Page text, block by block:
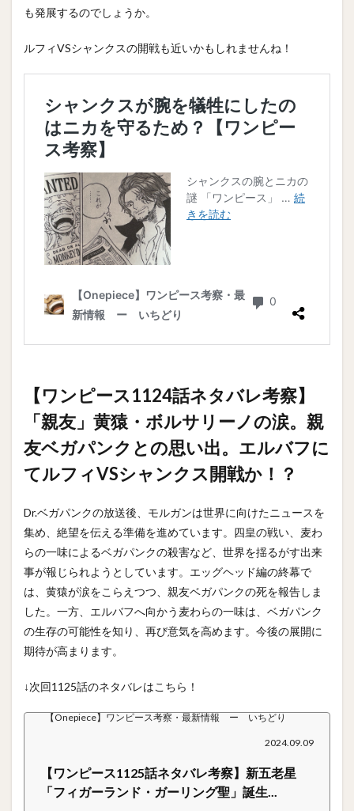
も発展するのでしょうか。
ルフィVSシャンクスの開戦も近いかもしれませんね！
【ワンピース1124話ネタバレ考察】
「親友」黄猿・ボルサリーノの涙。親
友ベガパンクとの思い出。エルバフに
てルフィVSシャンクス開戦か！？
Dr.ベガパンクの放送後、モルガンは世界に向けたニュースを
集め、絶望を伝える準備を進めています。四皇の戦い、麦わ
らの一味によるベガパンクの殺害など、世界を揺るがす出来
事が報じられようとしています。エッグヘッド編の終幕で
は、黄猿が涙をこらえつつ、親友ベガパンクの死を報告しま
した。一方、エルバフへ向かう麦わらの一味は、ベガパンク
の生存の可能性を知り、再び意気を高めます。今後の展開に
期待が高まります。
↓次回1125話のネタバレはこちら！
【Onepiece】ワンピース考察・最新情報 ー いちどり
2024.09.09
【ワンピース1125話ネタバレ考察】新五老星
「フィガーランド・ガーリング聖」誕生...